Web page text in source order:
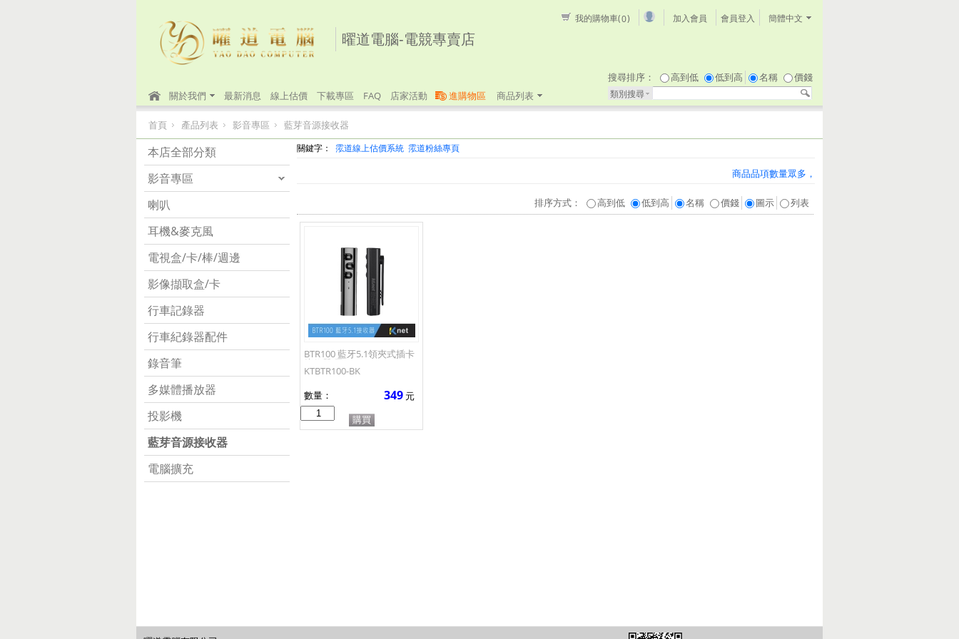
曜道電腦-電競專賣店
簡體中文
會員登入
加入會員
我的購物車(0)
關於我們 最新消息 線上估價 下載專區 FAQ 店家活動 進購物區 商品列表
搜尋排序： 高到低 低到高 名稱 價錢
類別搜尋
首頁 產品列表 影音專區 藍芽音源接收器
本店全部分類
影音專區
喇叭
耳機&麥克風
電視盒/卡/棒/週邊
影像擷取盒/卡
行車記錄器
行車紀錄器配件
錄音筆
多媒體播放器
投影機
藍芽音源接收器
電腦擴充
關鍵字： 霐道線上估價系統 霐道粉絲專頁
商品品項數量眾多，無法即時更新庫存和價格，可先詢
排序方式： 高到低 低到高 名稱 價錢 圖示 列表
BTR100 藍牙5.1領夾式插卡
接收器 黑
KTBTR100-BK
數量：
349 元